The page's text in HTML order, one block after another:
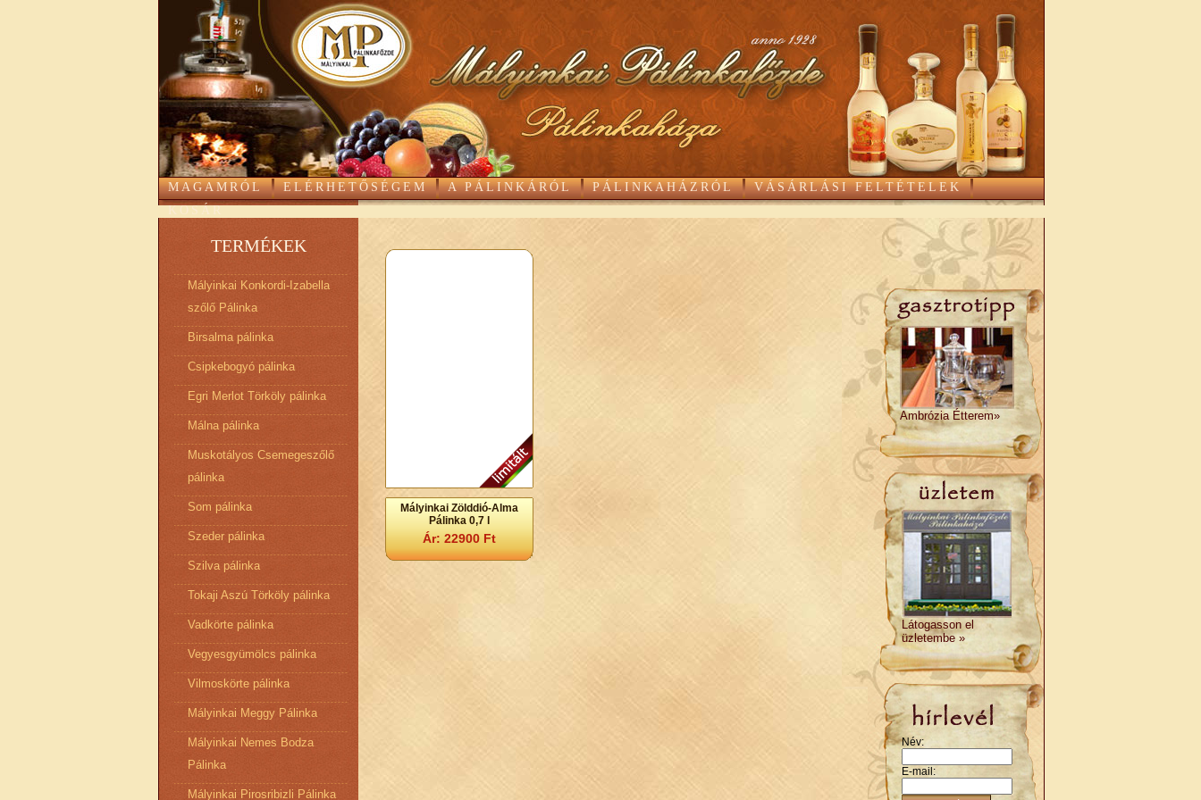
MAGAMRÓL ELÉRHETŐSÉGEM A PÁLINKÁRÓL PÁLINKAHÁZRÓL
VÁSÁRLÁSI FELTÉTELEK
KOSÁR
TERMÉKEK
Mályinkai Konkordi-Izabella
szőlő Pálinka
Birsalma pálinka
Csipkebogyó pálinka
Egri Merlot Törköly pálinka
Málna pálinka
Muskotályos Csemegeszőlő
pálinka
Som pálinka
Szeder pálinka
Szilva pálinka
Tokaji Aszú Törköly pálinka
Vadkörte pálinka
Vegyesgyümölcs pálinka
Vilmoskörte pálinka
Mályinkai Meggy Pálinka
Mályinkai Nemes Bodza
Pálinka
Mályinkai Pirosribizli Pálinka
Mályinkai Zölddió-Alma
Pálinka 0,7 l
Ár: 22900 Ft
Ambrózia Étterem»
Látogasson el
üzletembe »
Név:
E-mail: